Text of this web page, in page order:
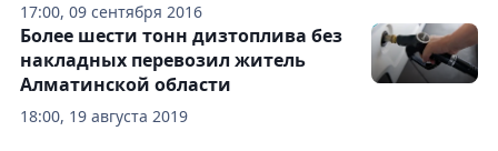
17:00, 09 сентября 2016
18:00, 19 августа 2019
Более шести тонн дизтоплива без
накладных перевозил житель
Алматинской области